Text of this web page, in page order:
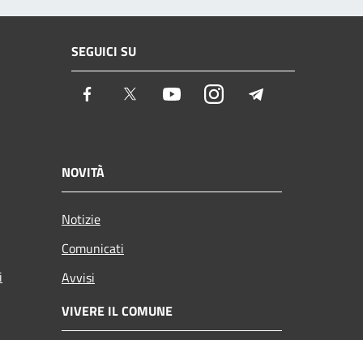
SEGUICI SU
Facebook Twitter YoutubeInstagram
NOVITÀ
Notizie
Comunicati
Avvisi
VIVERE IL COMUNE